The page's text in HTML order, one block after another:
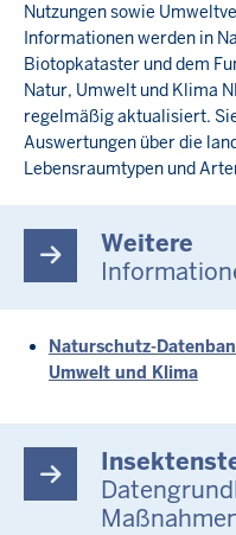
Nutzungen sowie
Informationen werden in
Biotopkataster und dem
Natur, Umwelt und Klima
regelmäßig aktualisiert.
Auswertungen über die
Lebensraumtypen und
Weitere
Naturschutz-
Umwelt und Klima